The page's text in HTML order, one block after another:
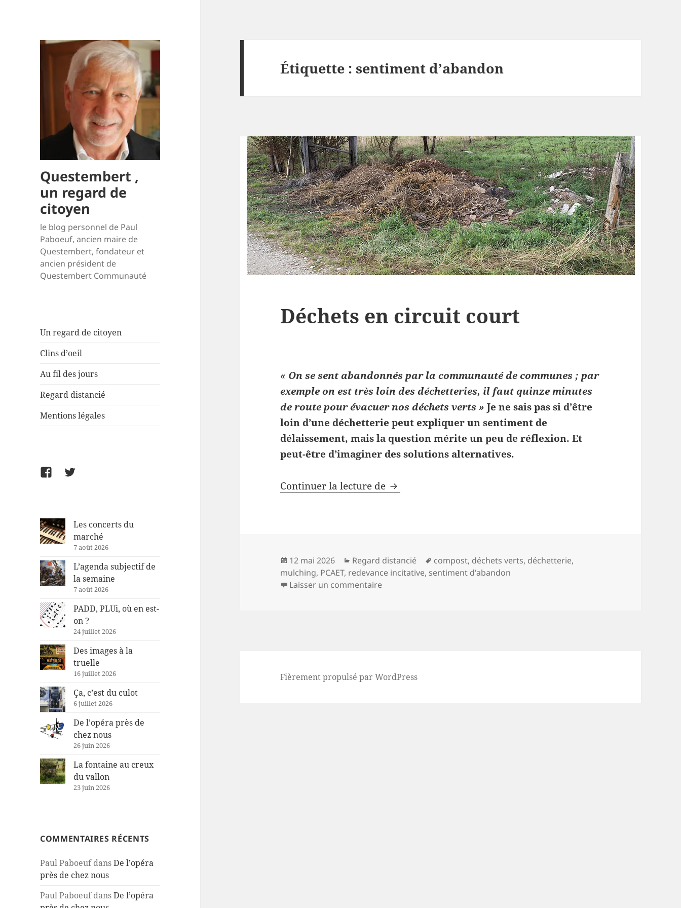
Questembert ,
un regard de
citoyen
le blog personnel de Paul
Paboeuf, ancien maire de
Questembert, fondateur et
ancien président de
Questembert Communauté
Un regard de citoyen
Clins d’oeil
Au fil des jours
Regard distancié
Mentions légales
FacebookTwitter
Les concerts du
marché
7 août 2026
L’agenda subjectif de
la semaine
7 août 2026
PADD, PLUi, où en est-
on ?
24 juillet 2026
Des images à la
truelle
16 juillet 2026
Ça, c’est du culot
6 juillet 2026
De l’opéra près de
chez nous
26 juin 2026
La fontaine au creux
du vallon
23 juin 2026
COMMENTAIRES RÉCENTS
Paul PaboeufdansDe l’opéra
près de chez nous
Paul PaboeufdansDe l’opéra
Étiquette :sentiment d’abandon
Déchets en circuit court
« On se sent abandonnés par la communauté de communes ; par
exemple on est très loin des déchetteries, il faut quinze minutes
de route pour évacuer nos déchets verts » Je ne sais pas si d’être
loin d’une déchetterie peut expliquer un sentiment de
délaissement, mais la question mérite un peu de réflexion. Et
peut-être d’imaginer des solutions alternatives.
Continuer la lecture de Déchets en circuit court
Publié
le
12 mai 2026 Catégories
Regard distancié
Mots-
clés
compost, déchets verts, déchetterie,
mulching, PCAET, redevance incitative, sentiment d'abandon
Laisser un commentairesur Déchets en circuit court
Fièrement propulsé par WordPress